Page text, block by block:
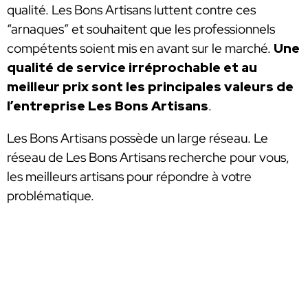
qualité. Les Bons Artisans luttent contre ces
“arnaques” et souhaitent que les professionnels
compétents soient mis en avant sur le marché. Une
qualité de service irréprochable et au
meilleur prix sont les principales valeurs de
l’entreprise Les Bons Artisans.
Les Bons Artisans possède un large réseau. Le
réseau de Les Bons Artisans recherche pour vous,
les meilleurs artisans pour répondre à votre
problématique.